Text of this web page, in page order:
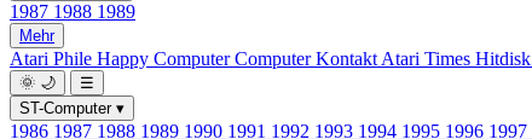
1987 1988 1989
Mehr
Atari Phile Happy ComputerComputer Kontakt Atari Times Hitdisk
🌞 🌙
☰
ST-Computer ▾
1986 1987 1988 1989 1990 1991 1992 1993 1994 1995 1996 1997